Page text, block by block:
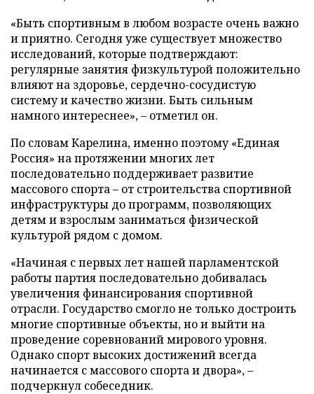
«Быть спортивным в любом возрасте очень важно
и приятно. Сегодня уже существует множество
исследований, которые подтверждают:
регулярные занятия физкультурой положительно
влияют на здоровье, сердечно-сосудистую
систему и качество жизни. Быть сильным
намного интереснее», – отметил он.
По словам Карелина, именно поэтому «Единая
Россия» на протяжении многих лет
последовательно поддерживает развитие
массового спорта – от строительства спортивной
инфраструктуры до программ, позволяющих
детям и взрослым заниматься физической
культурой рядом с домом.
«Начиная с первых лет нашей парламентской
работы партия последовательно добивалась
увеличения финансирования спортивной
отрасли. Государство смогло не только достроить
многие спортивные объекты, но и выйти на
проведение соревнований мирового уровня.
Однако спорт высоких достижений всегда
начинается с массового спорта и двора», –
подчеркнул собеседник.